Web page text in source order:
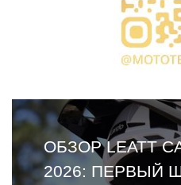
ОБЗОР LEATT
2026: ПЕРВЫЙ